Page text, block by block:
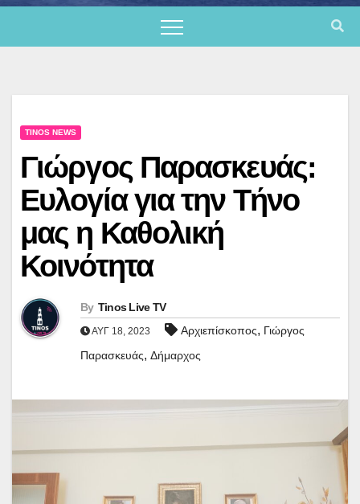
TINOS NEWS
Γιώργος Παρασκευάς:
Ευλογία για την Τήνο
μας η Καθολική
Κοινότητα
By Tinos Live TV
ΑΥΓ 18, 2023 Αρχιεπίσκοπος, Γιώργος
Παρασκευάς, Δήμαρχος